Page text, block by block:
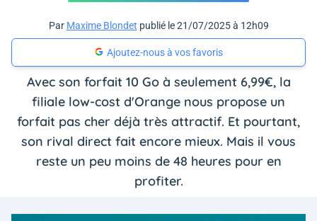
Par Maxime Blondet publié le 21/07/2025 à 12h09
Ajoutez-nous à vos favoris
Avec son forfait 10 Go à seulement 6,99€, la
filiale low-cost d'Orange nous propose un
forfait pas cher déjà très attractif. Et pourtant,
son rival direct fait encore mieux. Mais il vous
reste un peu moins de 48 heures pour en
profiter.